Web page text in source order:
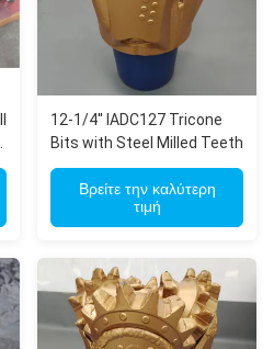
12-1/4'' IADC127 Tricone
Bits with Steel Milled Teeth
Βρείτε την καλύτερη
τιμή